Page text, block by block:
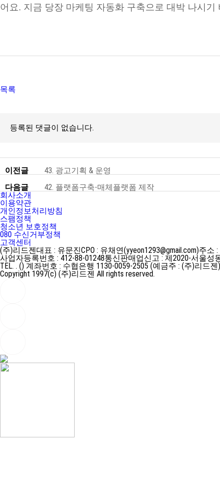
어요. 지금 당장 마케팅 자동화 구축으로 대박 나시기
목록
등록된 댓글이 없습니다.
이전글
43. 광고기획 & 운영
다음글
42. 플랫폼구축-매체플랫폼 제작
회사소개
이용약관
개인정보처리방침
스팸정책
청소년 보호정책
080 수신거부정책
고객센터
(주)리드젠대표 : 유문진CPO : 유채연(yyeon1293@gmail.com)주소
사업자등록번호 : 412-88-01248통신판매업신고 : 제2020-서울성
TEL. . () 계좌번호 : 수협은행 1130-0059-2505 (예금주 : (주)리드젠)
Copyright 1997(c) (주)리드젠 All rights reserved.